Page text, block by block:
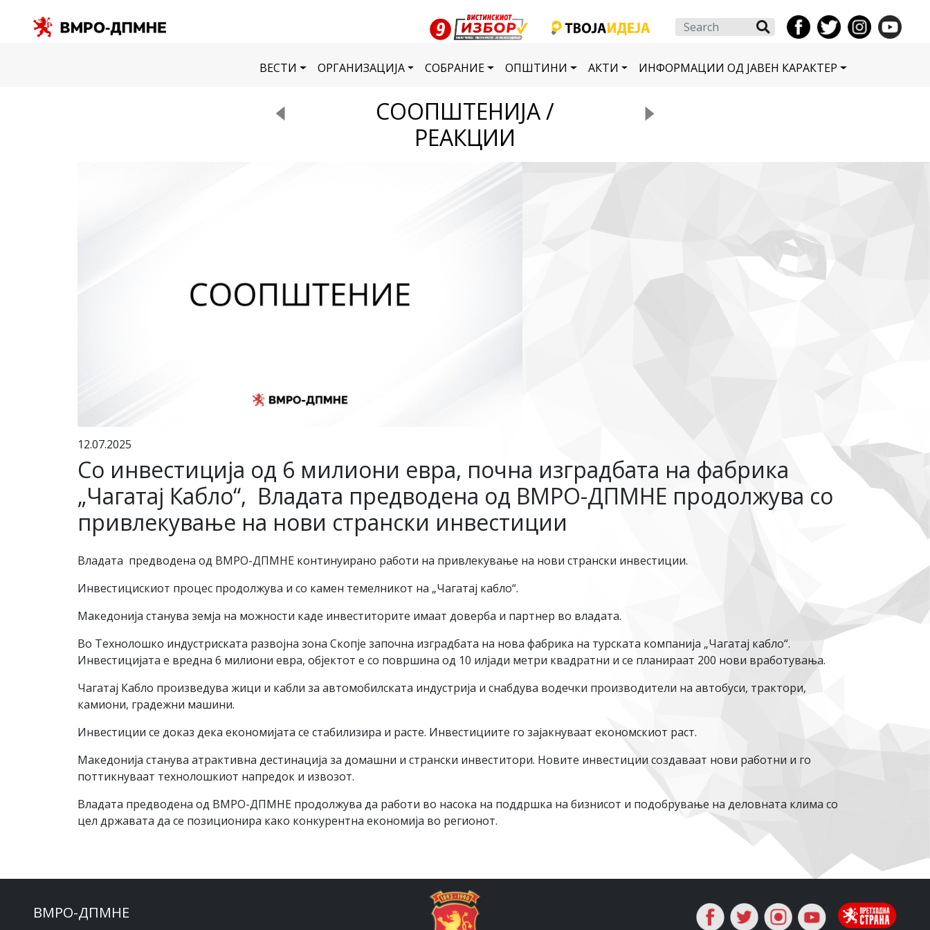
Search
ВЕСТИ ОРГАНИЗАЦИЈА СОБРАНИЕ ОПШТИНИ АКТИ ИНФОРМАЦИИ ОД ЈАВЕН КАРАКТЕР
СООПШТЕНИЈА /
РЕАКЦИИ
12.07.2025
Со инвестиција од 6 милиони евра, почна изградбата на фабрика
„Чагатај Кабло“, Владата предводена од ВМРО-ДПМНЕ продолжува со
привлекување на нови странски инвестиции
Владата предводена од ВМРО-ДПМНЕ континуирано работи на привлекување на нови странски инвестиции.
Инвестицискиот процес продолжува и со камен темелникот на „Чагатај кабло“.
Македонија станува земја на можности каде инвеститорите имаат доверба и партнер во владата.
Во Технолошко индустриската развојна зона Скопје започна изградбата на нова фабрика на турската компанија „Чагатај кабло“.
Инвестицијата е вредна 6 милиони евра, објектот е со површина од 10 илјади метри квадратни и се планираат 200 нови вработувања.
Чагатај Кабло произведува жици и кабли за автомобилската индустрија и снабдува водечки производители на автобуси, трактори,
камиони, градежни машини.
Инвестиции се доказ дека економијата се стабилизира и расте. Инвестициите го зајакнуваат економскиот раст.
Македонија станува атрактивна дестинација за домашни и странски инвеститори. Новите инвестиции создаваат нови работни и го
поттикнуваат технолошкиот напредок и извозот.
Владата предводена од ВМРО-ДПМНЕ продолжува да работи во насока на поддршка на бизнисот и подобрување на деловната клима со
цел државата да се позиционира како конкурентна економија во регионот.
ВМРО-ДПМНЕ